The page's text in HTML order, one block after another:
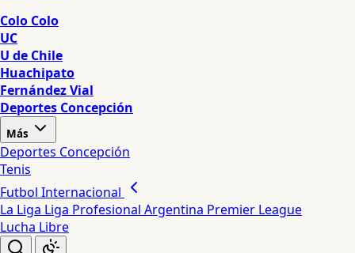
Colo Colo
UC
U de Chile
Huachipato
Fernández Vial
Deportes Concepción
Más
Deportes Concepción
Tenis
Futbol Internacional
La Liga Liga Profesional Argentina Premier League
Lucha Libre